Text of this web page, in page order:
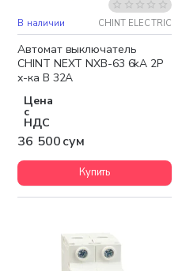
В наличии CHINT ELECTRIC
Автомат выключатель
CHINT NEXT NXB-63 6kA 2P
х-ка B 32A
Цена
с
НДС
36 500 сум
Купить